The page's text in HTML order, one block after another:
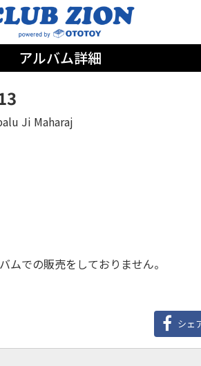
アルバム詳細
Ji Maharaj
ムでの販売をしておりません。
シェ